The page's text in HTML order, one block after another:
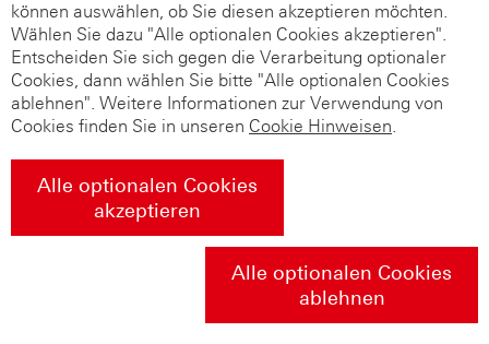
können auswählen, ob Sie diesen akzeptieren möchten.
Wählen Sie dazu "Alle optionalen Cookies akzeptieren".
Entscheiden Sie sich gegen die Verarbeitung optionaler
Cookies, dann wählen Sie bitte "Alle optionalen Cookies
ablehnen". Weitere Informationen zur Verwendung von
Cookies finden Sie in unseren Cookie Hinweisen.
Alle optionalen Cookies
akzeptieren
Alle optionalen Cookies
ablehnen